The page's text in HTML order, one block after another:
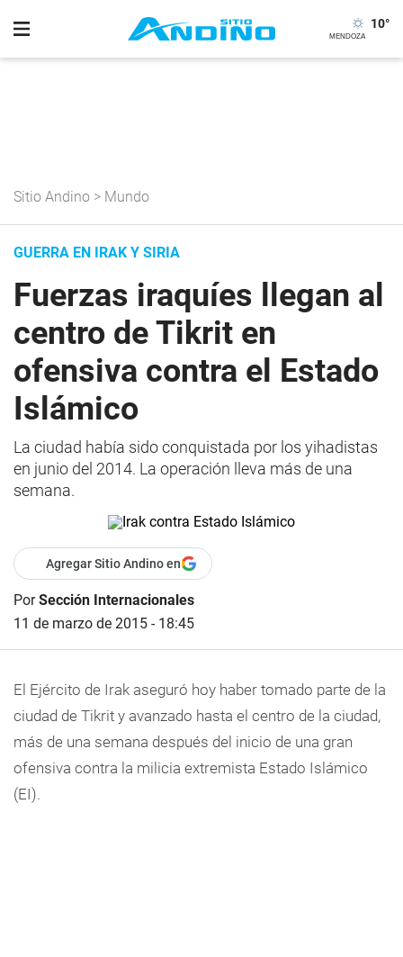
10°
Sitio Andino > Mundo
GUERRA EN IRAK Y SIRIA
Fuerzas iraquíes llegan al
centro de Tikrit en
ofensiva contra el Estado
Islámico
La ciudad había sido conquistada por los yihadistas
en junio del 2014. La operación lleva más de una
semana.
Agregar Sitio Andino en
PorSección Internacionales
11 de marzo de 2015 - 18:45
El Ejército de Irak aseguró hoy haber tomado parte de la
ciudad de Tikrit y avanzado hasta el centro de la ciudad,
más de una semana después del inicio de una gran
ofensiva contra la milicia extremista Estado Islámico
(EI).